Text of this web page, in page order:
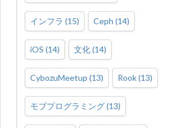
インフラ (15) Ceph (14)
iOS (14) 文化(14)
CybozuMeetup (13) Rook(13)
モブプログラミング(13)